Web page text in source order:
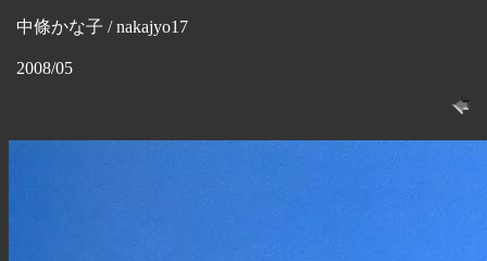
中條かな子 / nakajyo17
2008/05